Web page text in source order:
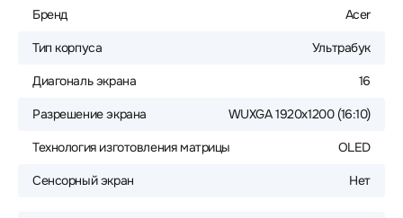
Бренд Acer
Тип корпуса Ультрабук
Диагональ экрана 16
Разрешение экрана WUXGA 1920x1200 (16:10)
Технология изготовления матрицы OLED
Сенсорный экран Нет